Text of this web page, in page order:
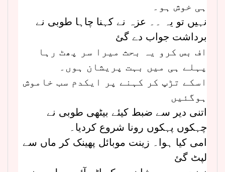
ہی خوش ہو۔
نہیں تو یہ ۔۔ عزہ نے کہنا چاہا طوبی نے
برداشت جواب دے گئ
اف بس کرو یہ بحث میرا سر پھٹ رہا
پہلے ہی میں بہت پریشان ہوں۔
اسکے تڑپ کر کہنے پر ایکدم سب خاموش
ہوگئیں
اتنی دیر سے ضبط کیئے بیٹھی طوبی نے
چہکوں پہکوں رونا شروع کردیا۔
امی کیا ہوا۔ زینت موبائل پھینک کر ماں سے
لپٹ گئ